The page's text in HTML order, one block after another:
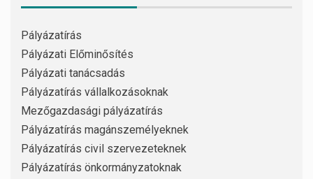
Pályázatírás
Pályázati Előminősítés
Pályázati tanácsadás
Pályázatírás vállalkozásoknak
Mezőgazdasági pályázatírás
Pályázatírás magánszemélyeknek
Pályázatírás civil szervezeteknek
Pályázatírás önkormányzatoknak